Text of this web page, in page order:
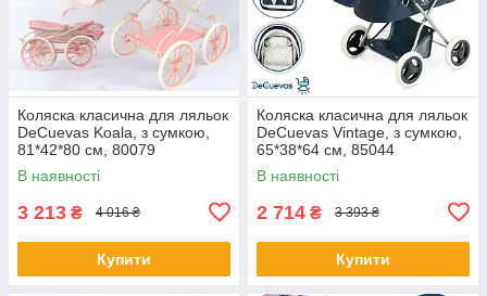
Коляска класична для ляльок
DeCuevas Koala, з сумкою,
81*42*80 см, 80079
В наявності
3 213 ₴ 4 016 ₴
Купити
Коляска класична для ляльок
DeCuevas Vintage, з сумкою,
65*38*64 см, 85044
В наявності
2 714 ₴ 3 393 ₴
Купити